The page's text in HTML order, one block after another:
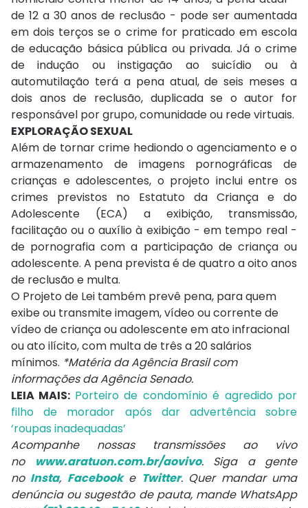
de 12 a 30 anos de reclusão - pode ser aumentada
em dois terços se o crime for praticado em escola
de educação básica pública ou privada. Já o crime
de indução ou instigação ao suicídio ou à
automutilação terá a pena atual, de seis meses a
dois anos de reclusão, duplicada se o autor for
responsável por grupo, comunidade ou rede virtuais.
EXPLORAÇÃO SEXUAL
Além de tornar crime hediondo o agenciamento e o
armazenamento de imagens pornográficas de
crianças e adolescentes, o projeto inclui entre os
crimes previstos no Estatuto da Criança e do
Adolescente (ECA) a exibição, transmissão,
facilitação ou o auxílio à exibição - em tempo real -
de pornografia com a participação de criança ou
adolescente. A pena prevista é de quatro a oito anos
de reclusão e multa.
O Projeto de Lei também prevê pena, para quem
exibe ou transmite imagem, vídeo ou corrente de
vídeo de criança ou adolescente em ato infracional
ou ato ilícito, com multa de três a 20 salários
mínimos. *Matéria da Agência Brasil com
informações da Agência Senado.
LEIA MAIS: Porteiro de condomínio é agredido por
filho de morador após dar advertência sobre
‘roupas inadequadas’
Acompanhe nossas transmissões ao vivo
no
www.aratuon.com.br/aovivo. Siga a gente
no Insta, Facebooke Twitter. Quer mandar uma
denúncia ou sugestão de pauta, mande WhatsApp